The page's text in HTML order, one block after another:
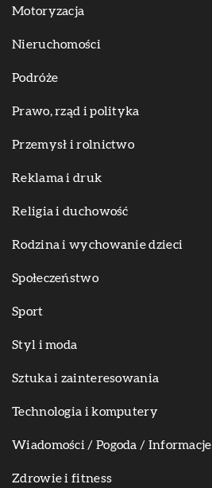
Motoryzacja
Nieruchomości
Podróże
Prawo, rząd i polityka
Przemysł i rolnictwo
Reklama i druk
Religia i duchowość
Rodzina i wychowanie dzieci
Społeczeństwo
Sport
Styl i moda
Sztuka i zainteresowania
Technologia i komputery
Wiadomości / Pogoda / Informacje
Zdrowie i fitness